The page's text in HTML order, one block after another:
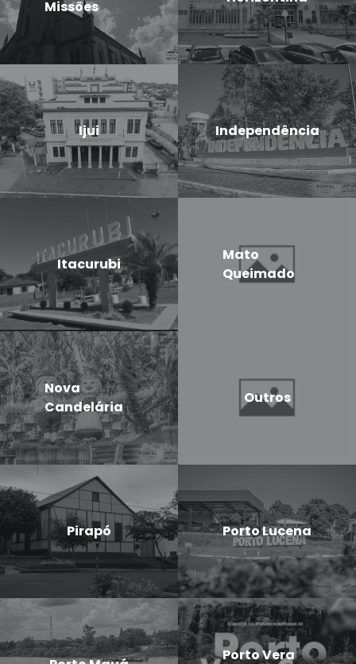
Missões
Ijui Independência
Itacurubi
Mato
Queimado
Nova
Candelária
Outros
Pirapó Porto Lucena
Porto Vera